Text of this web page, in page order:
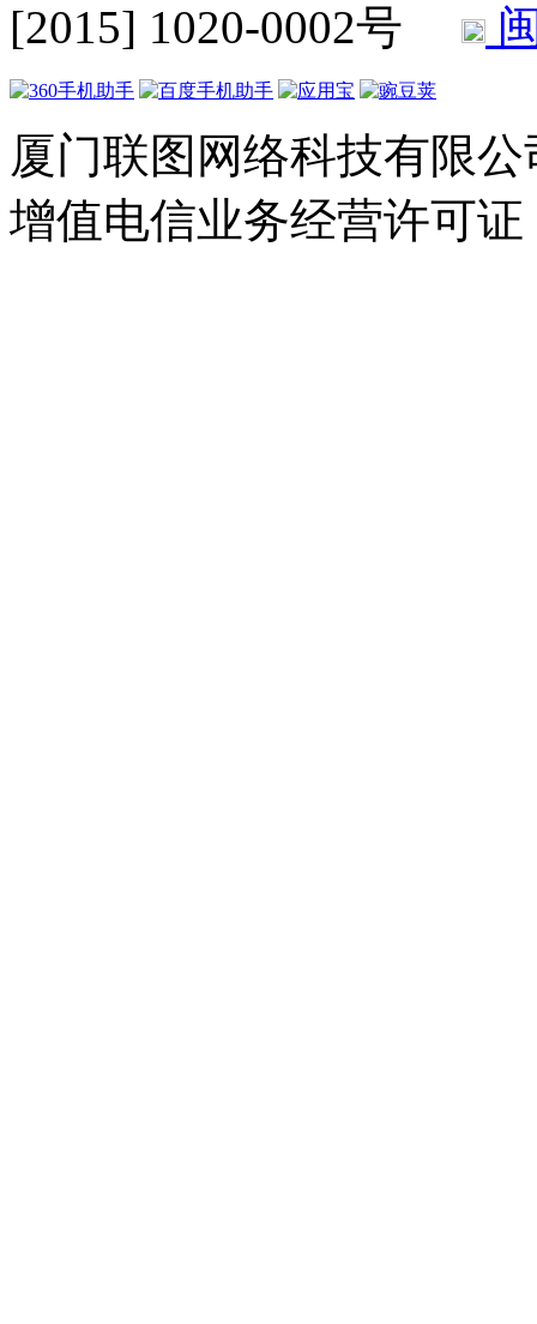
[2015] 1020-0002号
厦门联图网络科技有限公
增值电信业务经营许可证